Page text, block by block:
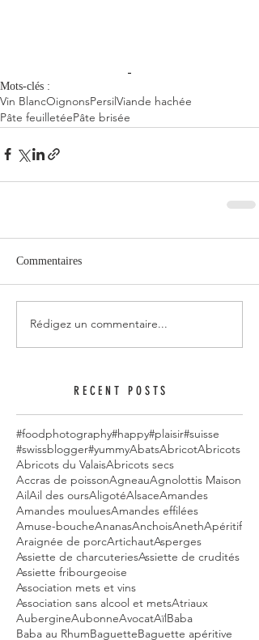
Mots-clés :
Vin BlancOignonsPersilViande hachée
Pâte feuilletéePâte brisée
Commentaires
Rédigez un commentaire...
RECENT POSTS
#foodphotography#happy#plaisir#suisse
#swissblogger#yummyAbatsAbricotAbricots
Abricots du ValaisAbricots secs
Accras de poissonAgneauAgnolottis Maison
AilAil des oursAligotéAlsaceAmandes
Amandes mouluesAmandes effilées
Amuse-boucheAnanasAnchoisAnethApéritif
Araignée de porcArtichautAsperges
Assiette de charcuteriesAssiette de crudités
Assiette fribourgeoise
Association mets et vins
Association sans alcool et metsAtriaux
AubergineAubonneAvocatAïlBaba
Baba au RhumBaguetteBaguette apéritive